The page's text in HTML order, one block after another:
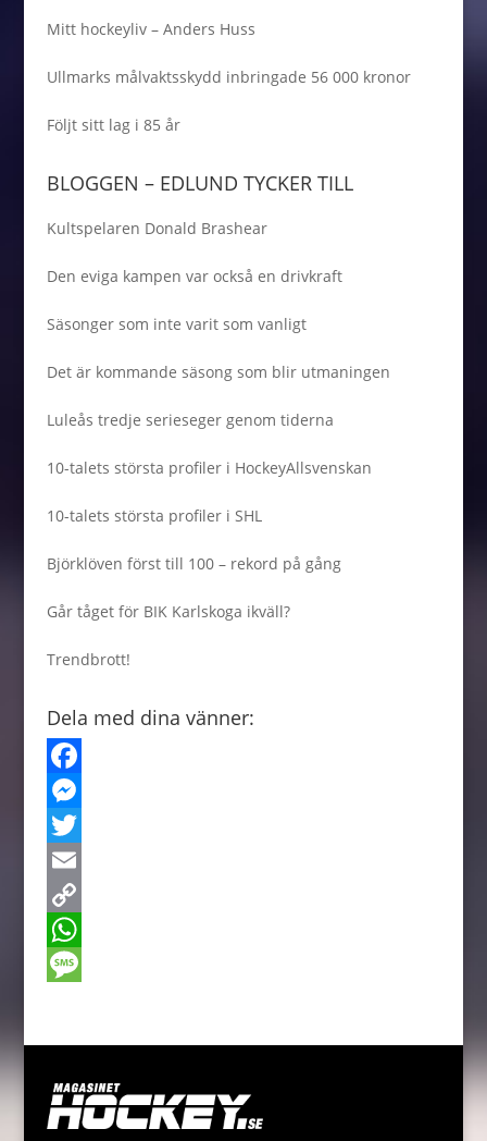
Mitt hockeyliv – Anders Huss
Ullmarks målvaktsskydd inbringade 56 000 kronor
Följt sitt lag i 85 år
BLOGGEN – EDLUND TYCKER TILL
Kultspelaren Donald Brashear
Den eviga kampen var också en drivkraft
Säsonger som inte varit som vanligt
Det är kommande säsong som blir utmaningen
Luleås tredje serieseger genom tiderna
10-talets största profiler i HockeyAllsvenskan
10-talets största profiler i SHL
Björklöven först till 100 – rekord på gång
Går tåget för BIK Karlskoga ikväll?
Trendbrott!
Dela med dina vänner:
F
a
c
e
b
o
M
e
s
s
e
r
T
w
t
E
m
a
C
o
i
W
ss